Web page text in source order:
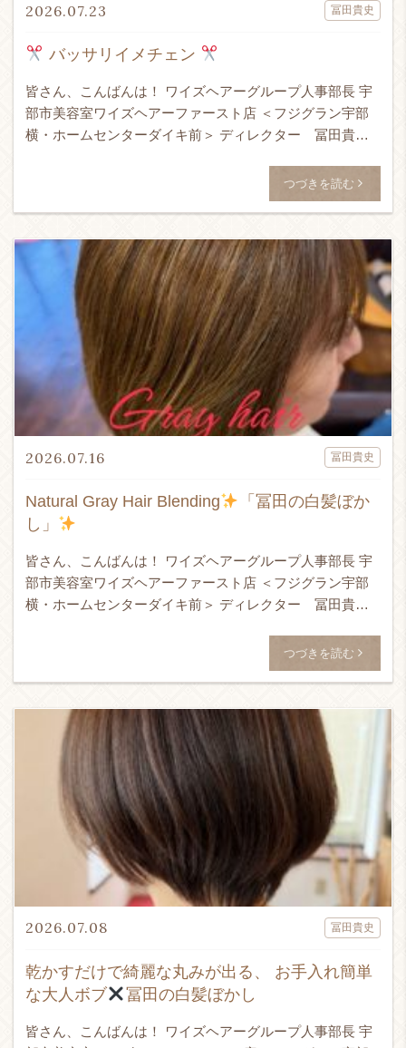
バッサリイメチェン
2026.07.23 冨田貴史
皆さん、こんばんは！ ワイズヘアーグループ人事部長 宇
部市美容室ワイズヘアーファースト店 ＜フジグラン宇部
横・ホームセンターダイキ前＞ ディレクター 冨田貴史
つづきを読む
Natural Gray Hair Blending
「冨田の白髪ぼか
し」
2026.07.16 冨田貴史
皆さん、こんばんは！ ワイズヘアーグループ人事部長 宇
部市美容室ワイズヘアーファースト店 ＜フジグラン宇部
横・ホームセンターダイキ前＞ ディレクター 冨田貴史
つづきを読む
乾かすだけで綺麗な丸みが出る、 お手入れ簡単
な大人ボブ
冨田の白髪ぼかし
2026.07.08 冨田貴史
皆さん、こんばんは！ ワイズヘアーグループ人事部長 宇